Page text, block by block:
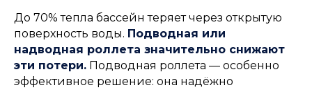
До 70% тепла бассейн теряет через открытую
поверхность воды. Подводная или
надводная роллета значительно снижают
эти потери. Подводная роллета — особенно
эффективное решение: она надёжно